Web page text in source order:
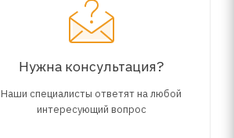
Нужна консультация?
Наши специалисты ответят на любой
интересующий вопрос